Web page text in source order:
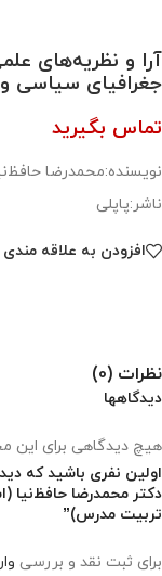
آرا و نظریه‌های
جغرافیای سیاسی
تماس بگیرید
نویسنده:محمدرضا
ناشر:پاپلی
افزودن به علاقه مندی
نظرات (0)
دیدگاهها
هیچ دیدگاهی برای
اولین نفری باشید که
دکتر محمدرضا حافظ‌نیا
تربیت مدرس)”
برای ثبت نقد و بررسی